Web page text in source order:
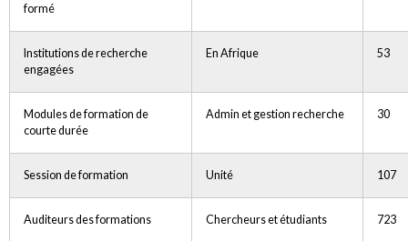
formé
Institutions de recherche
engagées
En Afrique 53
Modules de formation de
courte durée
Admin et gestion recherche 30
Session de formation Unité 107
Auditeurs des formations Chercheurs et étudiants 723